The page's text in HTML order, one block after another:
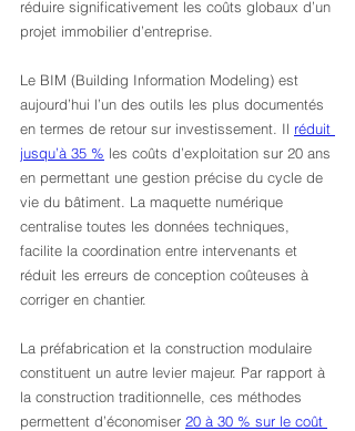
réduire significativement les coûts globaux d’un
projet immobilier d’entreprise.
Le BIM (Building Information Modeling) est
aujourd’hui l’un des outils les plus documentés
en termes de retour sur investissement. Il réduit
jusqu’à 35 % les coûts d’exploitation sur 20 ans
en permettant une gestion précise du cycle de
vie du bâtiment. La maquette numérique
centralise toutes les données techniques,
facilite la coordination entre intervenants et
réduit les erreurs de conception coûteuses à
corriger en chantier.
La préfabrication et la construction modulaire
constituent un autre levier majeur. Par rapport à
la construction traditionnelle, ces méthodes
permettent d’économiser 20 à 30 % sur le coût